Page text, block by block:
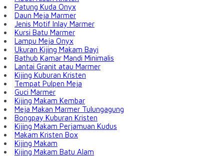
Patung Kuda Onyx
Daun Meja Marmer
Jenis Motif Inlay Marmer
Kursi Batu Marmer
Lampu Meja Onyx
Ukuran Kijing Makam Bayi
Bathub Kamar Mandi Minimalis
Lantai Granit atau Marmer
Kijing Kuburan Kristen
Tempat Pulpen Meja
Guci Marmer
Kijing Makam Kembar
Meja Makan Marmer Tulungagung
Bongpay Kuburan Kristen
Kijing Makam Perjamuan Kudus
Makam Kristen Box
Kijing Makam
Kijing Makam Batu Alam